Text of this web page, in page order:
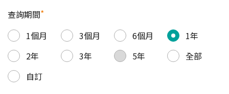
查詢期間*
1個月
3個月 6個月
1年
2年
3年 5年
全部
自訂